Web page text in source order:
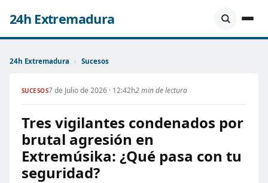
24h Extremadura
24h Extremadura › Sucesos
SUCESOS7 de Julio de 2026 · 12:42h2 min de lectura
Tres vigilantes condenados por
brutal agresión en
Extremúsika: ¿Qué pasa con tu
seguridad?